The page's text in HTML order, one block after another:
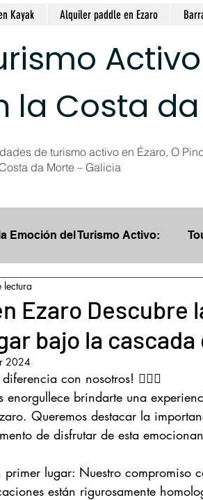
Kayak Alquiler paddle en Ezaro
Activo
la Costa
de turismo activo en Ézaro, O
da Morte – Galicia
Emoción del Turismo Activo:
Lugares Costa da Morte
Ezaro Descubre
bajo la
lectura
2024
con nosotros! 🚣‍♀️⚓️
enorgullece brindarte una
Queremos destacar la
de disfrutar de esta
primer lugar: Nuestro compromiso
están rigurosamente